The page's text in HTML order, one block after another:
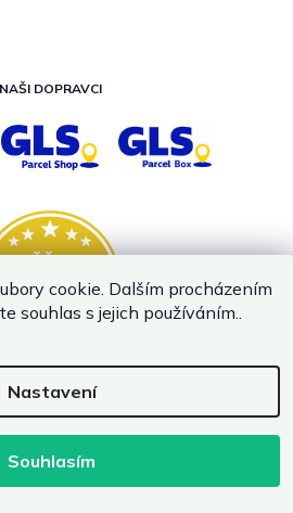
cookie. Dalším procházením
souhlas s jejich používáním..
Nastavení
Souhlasím
příčin nedostupná. Kontaktujte
NAŠI DOPRAVCI